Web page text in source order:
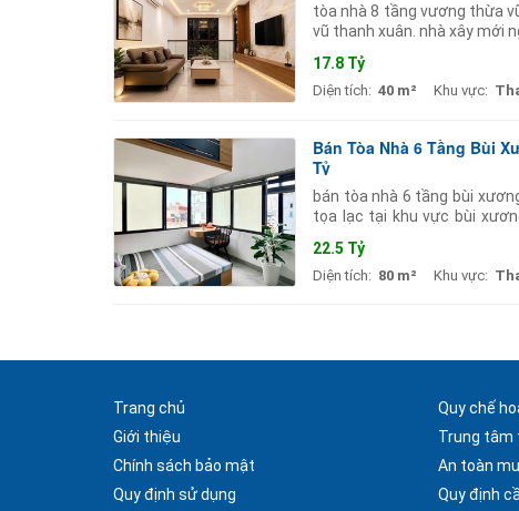
tòa nhà 8 tầng vương thừa
vũ thanh xuân. nhà xây mới
17.8 Tỷ
Diện tích: 40 m² Khu vực:
Bán Tòa Nhà 6 Tầng Bùi
Tỷ
bán tòa nhà 6 tầng bùi
tọa lạc tại khu vực bùi
22.5 Tỷ
Diện tích: 80 m² Khu vực:
Trang chủ
Giới thiệu
Chính sách bảo mật
Quy định sử dụng
Quy chế
Trung tâm
An toàn
Quy định